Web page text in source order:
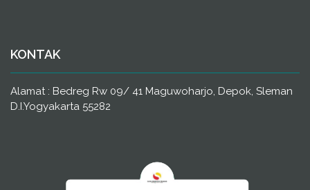
KONTAK
Alamat : Bedreg Rw 09/ 41 Maguwoharjo, Depok, Sleman
D.I.Yogyakarta 55282